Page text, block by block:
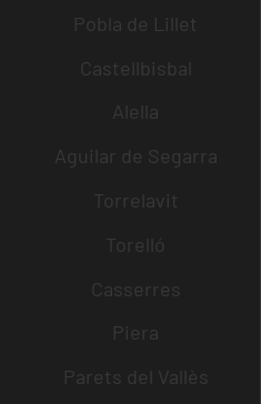
Pobla de Lillet
Castellbisbal
Alella
Aguilar de Segarra
Torrelavit
Torelló
Casserres
Piera
Parets del Vallès